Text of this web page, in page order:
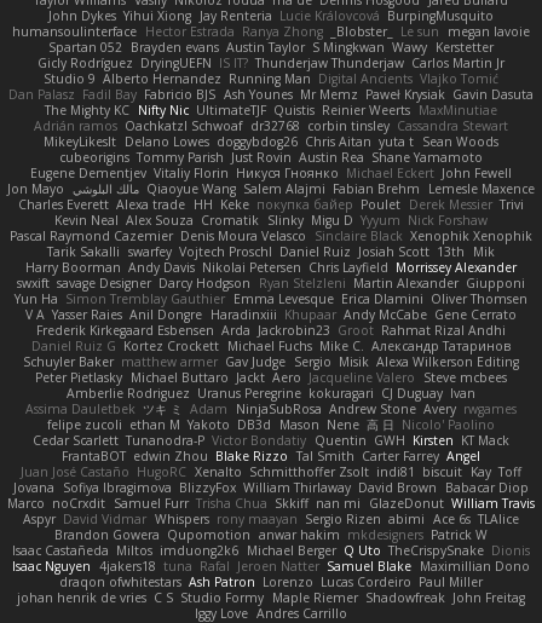
John Dykes Yihui Xiong Jay Renteria Lucie Královcová BurpingMusquito
humansoulinterface Hector Estrada Ranya Zhong _Blobster_ Le sun
megan lavoie
Spartan 052
Brayden evans Austin Taylor S Mingkwan Wawy Kerstetter
Gicly Rodríguez DryingUEFN IS IT? Thunderjaw Thunderjaw Carlos Martin Jr
Studio 9 Alberto Hernandez Running Man Digital Ancients Vlajko Tomić
Dan Palasz Fadil Bay Fabricio BJS Ash Younes Mr Memz Paweł Krysiak Gavin Dasuta
The Mighty KC Nifty Nic UltimateTJF Quistis Reinier Weerts MaxMinutiae
Adrián ramos Oachkatzl Schwoaf dr32768 corbin tinsley Cassandra Stewart
MikeyLikesIt Delano Lowes doggybdog26 Chris Aitan yuta t Sean Woods
cubeorigins Tommy Parish Just Rovin Austin Rea Shane Yamamoto
Eugene Dementjev Vitaliy Florin Никуся Гноянко Michael Eckert John Fewell
Jon Mayo مالك البلوشي Qiaoyue Wang Salem Alajmi Fabian Brehm
Lemesle Maxence
Charles Everett Alexa trade HH Keke покупка байер Poulet Derek Messier Trivi
Kevin Neal Alex Souza Cromatik Slinky Migu D Yyyum Nick Forshaw
Pascal Raymond Cazemier Denis Moura Velasco Sinclaire Black Xenophik Xenophik
Tarik Sakalli swarfey Vojtech Proschl Daniel Ruiz Josiah Scott 13th
Mik
Harry Boorman Andy Davis Nikolai Petersen Chris Layfield Morrissey Alexander
swxift savage Designer Darcy Hodgson Ryan Stelzleni Martin Alexander Giupponi
Yun Ha Simon Tremblay Gauthier Emma Levesque Erica Dlamini Oliver Thomsen
V A Yasser Raies Anil Dongre Haradinxiii Khupaar Andy McCabe Gene Cerrato
Frederik Kirkegaard Esbensen Arda Jackrobin23 Groot Rahmat Rizal Andhi
Daniel Ruiz G Kortez Crockett Michael Fuchs Mike C.
Александр Татаринов
Schuyler Baker matthew armer Gav Judge Sergio Misik Alexa Wilkerson Editing
Peter Pietlasky Michael Buttaro Jackt Aero Jacqueline Valero
Steve mcbees
Amberlie Rodriguez Uranus Peregrine kokuragari CJ Duguay Ivan
Assima Dauletbek ツキ ミ Adam NinjaSubRosa Andrew Stone Avery rwgames
felipe zucoli ethan M Yakoto DB3d Mason Nene 高 日 Nicolo' Paolino
Cedar Scarlett Tunanodra-P Victor Bondatiy Quentin GWH Kirsten KT Mack
FrantaBOT edwin Zhou Blake Rizzo Tal Smith Carter Farrey Angel
Juan José Castaño HugoRC Xenalto Schmitthoffer Zsolt indi81 biscuit Kay Toff
Jovana
Sofiya Ibragimova BlizzyFox William Thirlaway David Brown
Babacar Diop
Marco noCrxdit Samuel Furr Trisha Chua Skkiff nan mi GlazeDonut William Travis
Aspyr David Vidmar Whispers rony maayan Sergio Rizen abimi Ace 6s TLAlice
Brandon Gowera Qupomotion anwar hakim mkdesigners Patrick W
Isaac Castañeda Miltos imduong2k6 Michael Berger Q Uto TheCrispySnake Dionis
Isaac Nguyen 4jakers18 tuna Rafal Jeroen Natter Samuel Blake Maximillian Dono
draqon ofwhitestars Ash Patron Lorenzo Lucas Cordeiro Paul Miller
johan henrik de vries C S Studio Formy Maple Riemer Shadowfreak John Freitag
Iggy Love Andres Carrillo